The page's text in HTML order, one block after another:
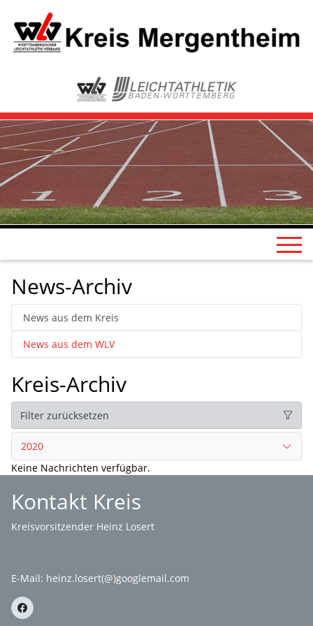
News-Archiv
News aus dem Kreis
News aus dem WLV
Kreis-Archiv
Filter zurücksetzen
2020
Keine Nachrichten verfügbar.
Kontakt Kreis
Kreisvorsitzender Heinz Losert
E-Mail: heinz.losert(@)googlemail.com